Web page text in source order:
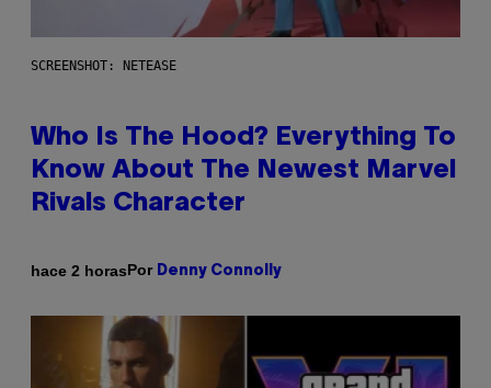
SCREENSHOT: NETEASE
Who Is The Hood? Everything To
Know About The Newest Marvel
Rivals Character
hace 2 horasPor Denny Connolly